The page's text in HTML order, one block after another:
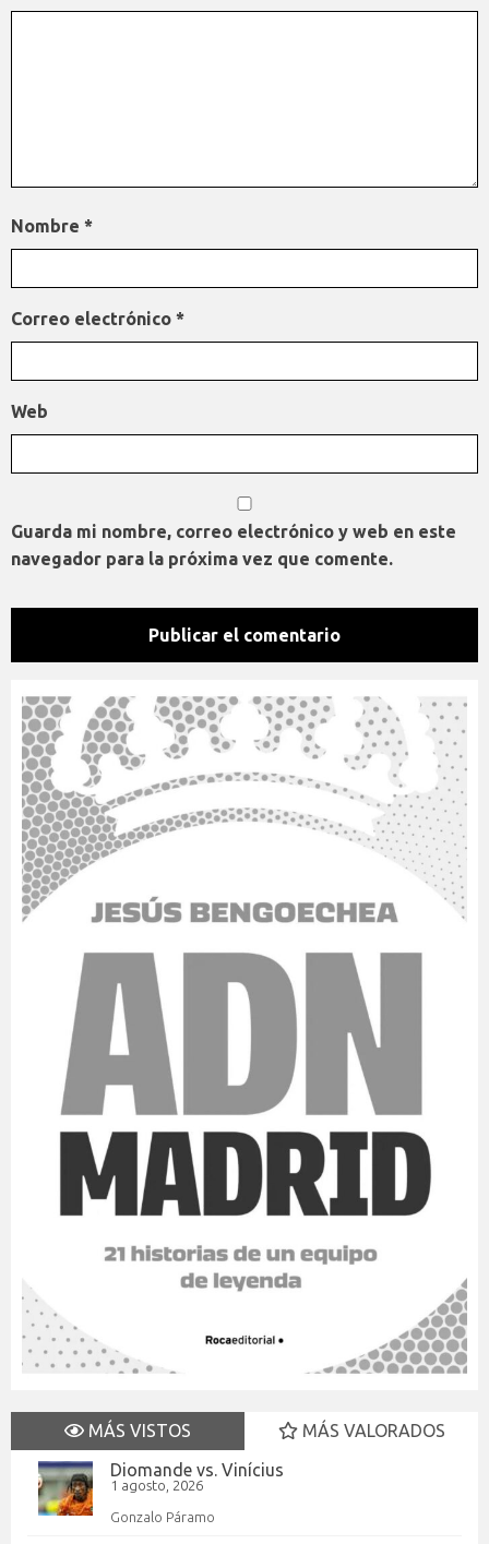
Nombre *
Correo electrónico *
Web
Guarda mi nombre, correo electrónico y web en este
navegador para la próxima vez que comente.
MÁS VISTOS
MÁS VALORADOS
Diomande vs. Vinícius
1 agosto, 2026
Gonzalo Páramo